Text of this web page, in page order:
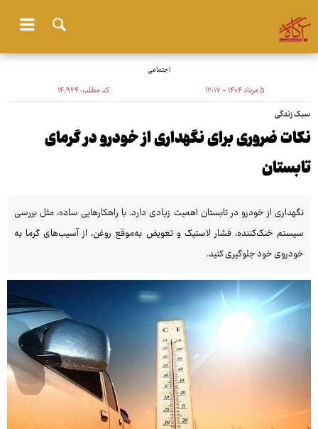
اجتماعی
۵ مرداد ۱۴۰۴ - ۱۲:۱۷ کد مطلب:۱۴٬۹۲۴
سبک زندگی
نکات ضروری برای نگهداری از خودرو در گرمای
تابستان
نگهداری از خودرو در تابستان اهمیت زیادی دارد. با راهکارهایی ساده، مثل بررسی
سیستم خنک‌کننده، فشار لاستیک و تعویض به‌موقع روغن، از آسیب‌های گرما به
خودروی خود جلوگیری کنید.